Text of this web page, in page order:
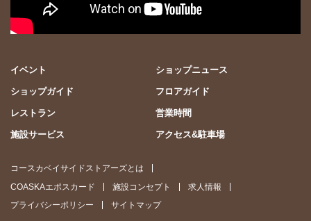
イベント ショップニュース
ショップガイド フロアガイド
レストラン 営業時間
施設サービス アクセス&駐車場
コースカベイサイドストアーズとは
COASKAエポスカード
施設コンセプト
求人情報
プライバシーポリシー
サイトマップ